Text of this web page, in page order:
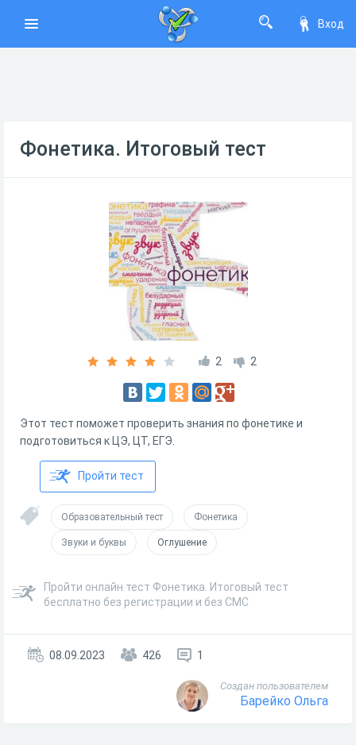
Вход
Фонетика. Итоговый тест
2 2
Этот тест поможет проверить знания по фонетике и
подготовиться к ЦЭ, ЦТ, ЕГЭ.
Пройти тест
Образовательный тест Фонетика
Звуки и буквы Оглушение
Пройти онлайн тест Фонетика. Итоговый тест
бесплатно без регистрации и без СМС
08.09.2023 426 1
Создан пользователем
Барейко Ольга